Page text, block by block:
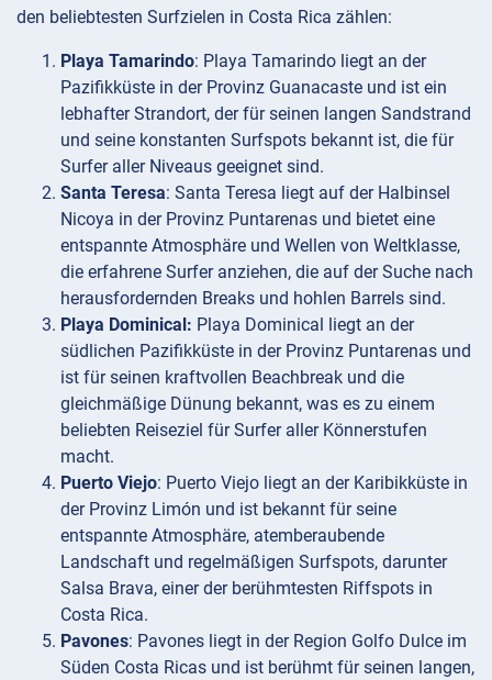
den beliebtesten Surfzielen in Costa Rica zählen:
Playa Tamarindo: Playa Tamarindo liegt an der
Pazifikküste in der Provinz Guanacaste und ist ein
lebhafter Strandort, der für seinen langen Sandstrand
und seine konstanten Surfspots bekannt ist, die für
Surfer aller Niveaus geeignet sind.
Santa Teresa: Santa Teresa liegt auf der Halbinsel
Nicoya in der Provinz Puntarenas und bietet eine
entspannte Atmosphäre und Wellen von Weltklasse,
die erfahrene Surfer anziehen, die auf der Suche nach
herausfordernden Breaks und hohlen Barrels sind.
Playa Dominical: Playa Dominical liegt an der
südlichen Pazifikküste in der Provinz Puntarenas und
ist für seinen kraftvollen Beachbreak und die
gleichmäßige Dünung bekannt, was es zu einem
beliebten Reiseziel für Surfer aller Könnerstufen
macht.
Puerto Viejo: Puerto Viejo liegt an der Karibikküste in
der Provinz Limón und ist bekannt für seine
entspannte Atmosphäre, atemberaubende
Landschaft und regelmäßigen Surfspots, darunter
Salsa Brava, einer der berühmtesten Riffspots in
Costa Rica.
Pavones: Pavones liegt in der Region Golfo Dulce im
Süden Costa Ricas und ist berühmt für seinen langen,